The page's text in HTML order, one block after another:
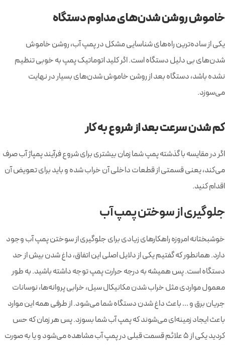
خاموش روشن شدن‌های مداوم دستگاه
یکی از ساده‌ترین راه‌های شناسایی مشکل در پمپ آب، روشن خاموش
شدن‌های بی دلیل دستگاه است. اگر کلید اتوماتیک پمپ به خوبی تنظیم
نشده باشد، دستگاه بعد از روشن خاموش شدن‌های بسیار در نهایت
می‌سوزد.
کم شدن سرعت بعد از شروع به کار
اگر در مقایسه با گذشته پمپ شما زمان بیشتری برای شروع فرآیند پمپاژ آب صرف
می‌کند، یعنی قسمتی از قطعات داخلی آن خراب شده و باید برای تعویض آن
اقدام کنید.
جلوگیری از سوختن پمپ آب
خوشبختانه امروزه راهکارهای زیادی برای جلوگیری از سوختن پمپ آب وجود
دارد. همانطور که گفتیم یکی از دلایل اصلی این اتفاق، داغ شدن بیش از حد
دستگاه است. پس همیشه به درجه حرارت پمپ توجه داشته باشید. به طور
معمول مواردی مثل خراب شدن مکانیکال سیل، خرابی پروانه‌ها، نوسانات
جریان برق و … باعث داغ شدن دستگاه شما می‌شود. از طرفی همه این موارد
باعث ایجاد زمینه‌ای می‌شوند که پمپ آب شما بسوزد. پس هر زمان که حس
کردید یکی از ۵ علائم قسمت قبلی در پمپ آب مشاهده می‌شود و یا به صورت